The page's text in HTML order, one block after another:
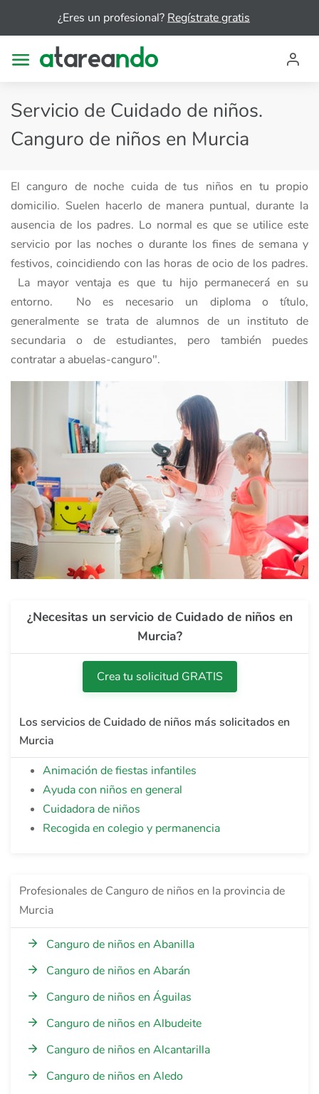
¿Eres un profesional?Regístrate gratis
Servicio de Cuidado de niños.
Canguro de niños en Murcia
El canguro de noche cuida de tus niños en tu propio
domicilio. Suelen hacerlo de manera puntual, durante la
ausencia de los padres. Lo normal es que se utilice este
servicio por las noches o durante los fines de semana y
festivos, coincidiendo con las horas de ocio de los padres.
La mayor ventaja es que tu hijo permanecerá en su
entorno. No es necesario un diploma o título,
generalmente se trata de alumnos de un instituto de
secundaria o de estudiantes, pero también puedes
contratar a abuelas-canguro".
¿Necesitas un servicio de Cuidado de niños en
Murcia?
Crea tu solicitud GRATIS
Los servicios de Cuidado de niños más solicitados en
Murcia
Animación de fiestas infantiles
Ayuda con niños en general
Cuidadora de niños
Recogida en colegio y permanencia
Profesionales de Canguro de niños en la provincia de
Murcia
Canguro de niños en Abanilla
Canguro de niños en Abarán
Canguro de niños en Águilas
Canguro de niños en Albudeite
Canguro de niños en Alcantarilla
Canguro de niños en Aledo